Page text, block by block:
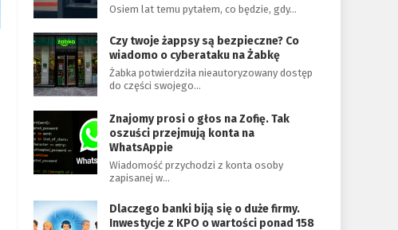
Osiem lat temu pytałem, co będzie, gdy…
Czy twoje żappsy są bezpieczne? Co
wiadomo o cyberataku na Żabkę
Żabka potwierdziła nieautoryzowany dostęp
do części swojego…
Znajomy prosi o głos na Zofię. Tak
oszuści przejmują konta na
WhatsAppie
Wiadomość przychodzi z konta osoby
zapisanej w…
Dlaczego banki biją się o duże firmy.
Inwestycje z KPO o wartości ponad 158